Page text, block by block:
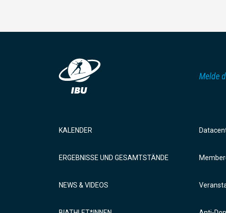
Melde
KALENDER
ERGEBNISSE UND GESAMTSTÄNDE
NEWS & VIDEOS